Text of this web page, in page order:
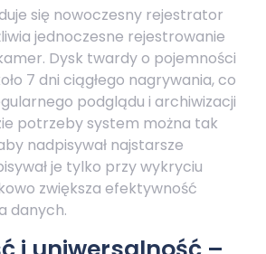
się nowoczesny rejestrator
jednoczesne rejestrowanie
Dysk twardy o pojemności
7 dni ciągłego nagrywania, co
podglądu i archiwizacji
potrzeby system można tak
nadpisywał najstarsze
je tylko przy wykryciu
zwiększa efektywność
danych.